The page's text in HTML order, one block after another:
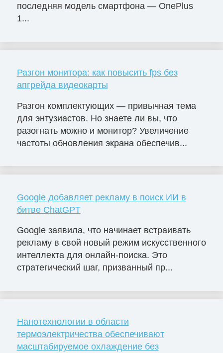
последняя модель смартфона — OnePlus
1...
Разгон монитора: как повысить fps без
апгрейда видеокарты
Разгон комплектующих — привычная тема
для энтузиастов. Но знаете ли вы, что
разогнать можно и монитор? Увеличение
частоты обновления экрана обеспечив...
Google добавляет рекламу в поиск ИИ в
битве ChatGPT
Google заявила, что начинает встраивать
рекламу в свой новый режим искусственного
интеллекта для онлайн-поиска. Это
стратегический шаг, призванный пр...
Нанотехнологии в области
термоэлектричества обеспечивают
масштабируемое охлаждение без